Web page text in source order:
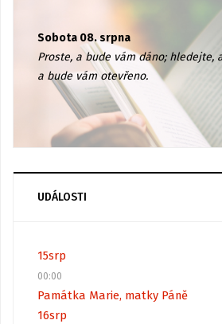
Sobota 08. srpna
Proste, a bude vám dáno; hledejte,
a bude vám otevřeno.
UDÁLOSTI
15srp
00:00
Památka Marie, matky Páně
16srp